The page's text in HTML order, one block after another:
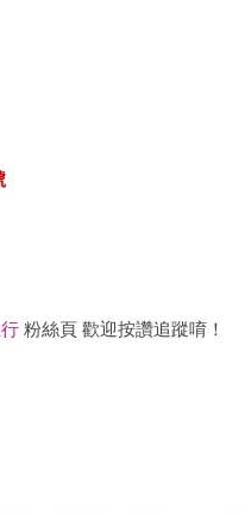
粉絲頁 歡迎按讚追蹤唷！